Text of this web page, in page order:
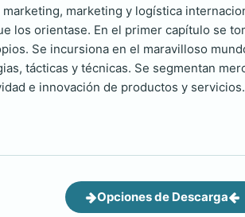
marketing y logística
los orientase. En el primer capítulo se
Se incursiona en el maravilloso
tácticas y técnicas. Se segmentan
e innovación de productos y servicios.
Opciones de Descarga